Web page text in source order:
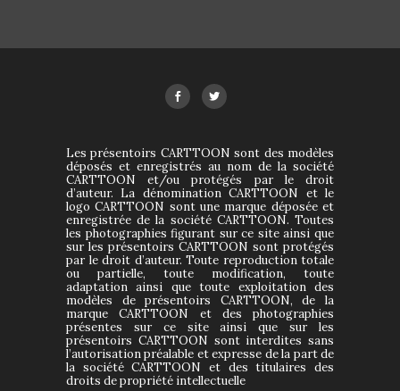
Les présentoirs CARTTOON sont des modèles
déposés et enregistrés au nom de la société
CARTTOON et/ou protégés par le droit
d’auteur. La dénomination CARTTOON et le
logo CARTTOON sont une marque déposée et
enregistrée de la société CARTTOON. Toutes
les photographies figurant sur ce site ainsi que
sur les présentoirs CARTTOON sont protégés
par le droit d’auteur. Toute reproduction totale
ou partielle, toute modification, toute
adaptation ainsi que toute exploitation des
modèles de présentoirs CARTTOON, de la
marque CARTTOON et des photographies
présentes sur ce site ainsi que sur les
présentoirs CARTTOON sont interdites sans
l’autorisation préalable et expresse de la part de
la société CARTTOON et des titulaires des
droits de propriété intellectuelle